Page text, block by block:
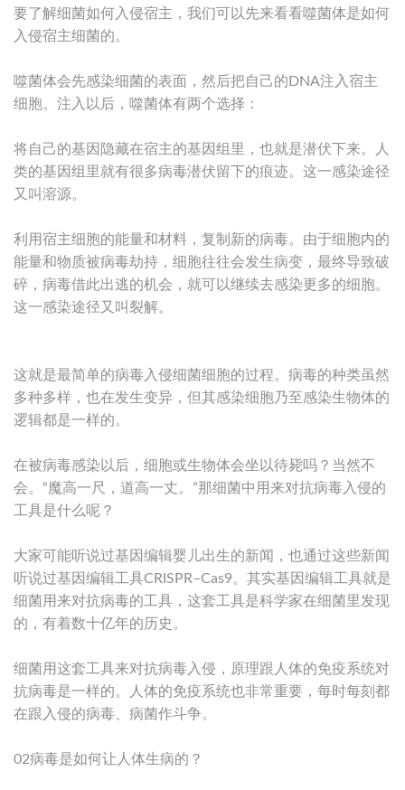
要了解细菌如何入侵宿主，我们可以先来看看噬菌体是如何
入侵宿主细菌的。
噬菌体会先感染细菌的表面，然后把自己的DNA注入宿主
细胞。注入以后，噬菌体有两个选择：
将自己的基因隐藏在宿主的基因组里，也就是潜伏下来。人
类的基因组里就有很多病毒潜伏留下的痕迹。这一感染途径
又叫溶源。
利用宿主细胞的能量和材料，复制新的病毒。由于细胞内的
能量和物质被病毒劫持，细胞往往会发生病变，最终导致破
碎，病毒借此出逃的机会，就可以继续去感染更多的细胞。
这一感染途径又叫裂解。
这就是最简单的病毒入侵细菌细胞的过程。病毒的种类虽然
多种多样，也在发生变异，但其感染细胞乃至感染生物体的
逻辑都是一样的。
在被病毒感染以后，细胞或生物体会坐以待毙吗？当然不
会。“魔高一尺，道高一丈。”那细菌中用来对抗病毒入侵的
工具是什么呢？
大家可能听说过基因编辑婴儿出生的新闻，也通过这些新闻
听说过基因编辑工具CRISPR–Cas9。其实基因编辑工具就是
细菌用来对抗病毒的工具，这套工具是科学家在细菌里发现
的，有着数十亿年的历史。
细菌用这套工具来对抗病毒入侵，原理跟人体的免疫系统对
抗病毒是一样的。人体的免疫系统也非常重要，每时每刻都
在跟入侵的病毒、病菌作斗争。
02病毒是如何让人体生病的？